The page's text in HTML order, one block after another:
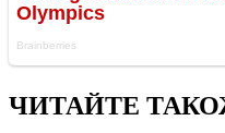
ЧИТАЙТЕ